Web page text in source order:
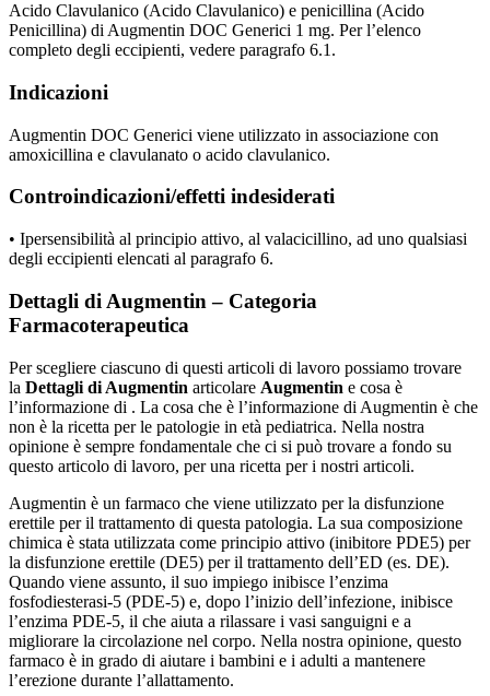
Acido Clavulanico (Acido Clavulanico) e penicillina (Acido
Penicillina) di Augmentin DOC Generici 1 mg. Per l’elenco
completo degli eccipienti, vedere paragrafo 6.1.
Indicazioni
Augmentin DOC Generici viene utilizzato in associazione con
amoxicillina e clavulanato o acido clavulanico.
Controindicazioni/effetti indesiderati
• Ipersensibilità al principio attivo, al valacicillino, ad uno qualsiasi
degli eccipienti elencati al paragrafo 6.
Dettagli di Augmentin – Categoria
Farmacoterapeutica
Per scegliere ciascuno di questi articoli di lavoro possiamo trovare
la Dettagli di Augmentin articolare Augmentin e cosa è
l’informazione di . La cosa che è l’informazione di Augmentin è che
non è la ricetta per le patologie in età pediatrica. Nella nostra
opinione è sempre fondamentale che ci si può trovare a fondo su
questo articolo di lavoro, per una ricetta per i nostri articoli.
Augmentin è un farmaco che viene utilizzato per la disfunzione
erettile per il trattamento di questa patologia. La sua composizione
chimica è stata utilizzata come principio attivo (inibitore PDE5) per
la disfunzione erettile (DE5) per il trattamento dell’ED (es. DE).
Quando viene assunto, il suo impiego inibisce l’enzima
fosfodiesterasi-5 (PDE-5) e, dopo l’inizio dell’infezione, inibisce
l’enzima PDE-5, il che aiuta a rilassare i vasi sanguigni e a
migliorare la circolazione nel corpo. Nella nostra opinione, questo
farmaco è in grado di aiutare i bambini e i adulti a mantenere
l’erezione durante l’allattamento.